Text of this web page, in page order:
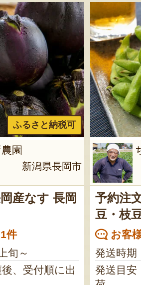
ふるさと納税可
園
新潟県長岡市
産なす 長岡
件
旬～
、受付順に出
予約注
豆・枝
お客
発送時期
発送目安